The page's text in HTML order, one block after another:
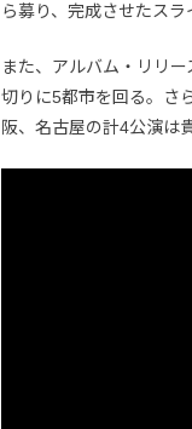
ら募り、完成させたスラ
また、アルバム・リリ
切りに5都市を回る。さ
阪、名古屋の計4公演は